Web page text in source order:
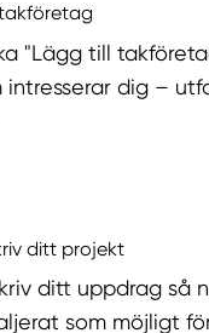
"Lägg till
intresserar dig –
ditt projekt
ditt uppdrag så
som möjligt